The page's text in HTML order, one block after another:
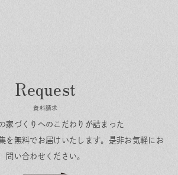
資料請求
家づくりへのこだわりが詰まった
を無料でお届けいたします。 是非お気軽にお
問い合わせください。